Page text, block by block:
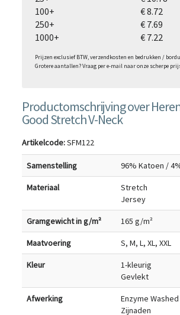
100+
€ 8.72
250+
€ 7.69
1000+
€ 7.22
Prijzen exclusief BTW, verzendkosten en bedrukken /
Grotere aantallen? Vraag per e-mail naar onze scherpe
Productomschrijving over
Good Stretch V-Neck
Artikelcode:SFM122
Samenstelling 96% Katoen /
Materiaal
Stretch
Jersey
Gramgewicht in g/m² 165 g/m²
Maatvoering S, M, L, XL, XXL
Kleur
1-kleurig
Gevlekt
Afwerking
Enzyme Washed
Zijnaden